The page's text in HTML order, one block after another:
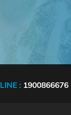
: 1900866676